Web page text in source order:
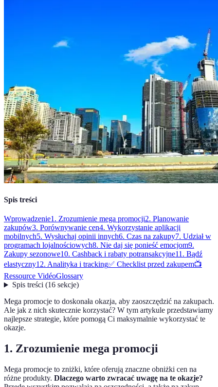
Spis treści
Wprowadzenie1. Zrozumienie mega promocji2. Planowanie
zakupów3. Porównywanie cen4. Wykorzystanie aplikacji
mobilnych5. Wysłuchaj opinii innych6. Czas na zakupy7. Udział w
programach lojalnościowych8. Nie daj się ponieść emocjom9.
Zakupy sezonowe10. Cashback i rabaty potransakcyjne11. Bądź
elastyczny12. Analityka i tracking✅ Checklist przed zakupem📺
Ressource VidéoGlossary
Spis treści(16 sekcje)
Mega promocje to doskonała okazja, aby zaoszczędzić na zakupach.
Ale jak z nich skutecznie korzystać? W tym artykule przedstawiamy
najlepsze strategie, które pomogą Ci maksymalnie wykorzystać te
okazje.
1. Zrozumienie mega promocji
Mega promocje to zniżki, które oferują znaczne obniżki cen na
różne produkty. Dlaczego warto zwracać uwagę na te okazje?